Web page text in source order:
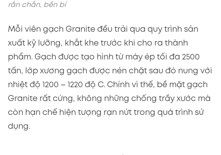
rắn chắn, bền bỉ
Mỗi viên gạch Granite đều trải qua quy trình sản
xuất kỹ lưỡng, khắt khe trước khi cho ra thành
phẩm. Gạch được tạo hình từ máy ép tối đa 2500
tấn, lớp xương gạch được nén chặt sau đó nung với
nhiệt độ 1200 – 1220 độ C. Chính vì thế, bề mặt gạch
Granite rất cứng, không những chống trầy xước mà
còn hạn chế hiện tượng rạn nứt trong quá trình sử
dụng.